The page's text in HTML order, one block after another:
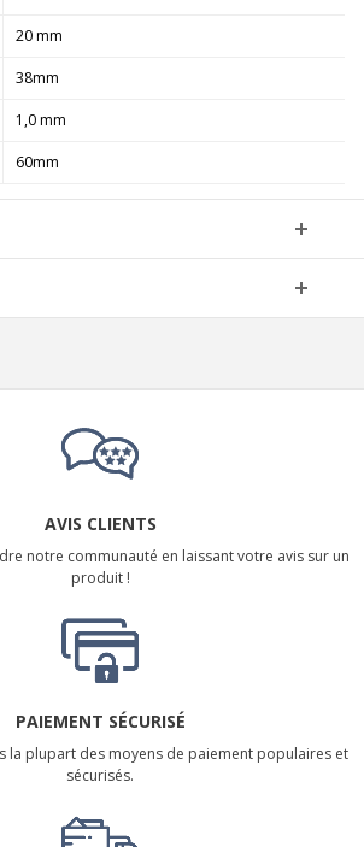
20 mm
38mm
1,0 mm
60mm
AVIS CLIENTS
notre communauté en laissant votre avis sur un
produit !
PAIEMENT SÉCURISÉ
la plupart des moyens de paiement populaires et
sécurisés.